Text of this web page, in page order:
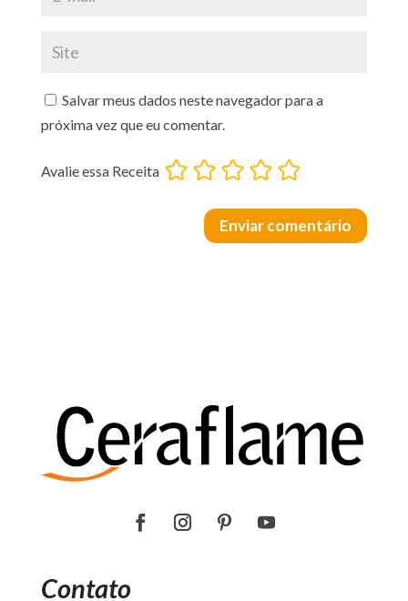
Salvar meus dados neste navegador para a
próxima vez que eu comentar.
Avalie essa Receita
Enviar comentário
Contato